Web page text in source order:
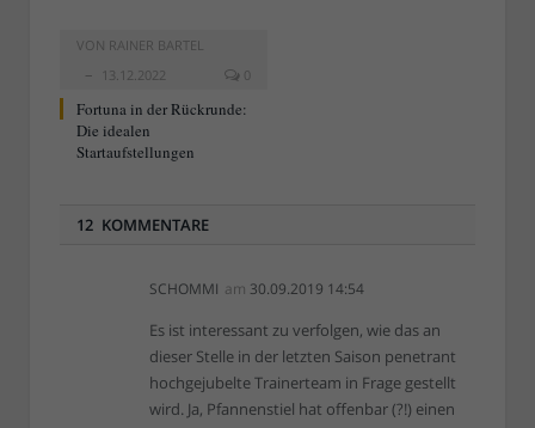
VON RAINER BARTEL
13.12.2022
0
Fortuna in der Rückrunde:
Die idealen
Startaufstellungen
12 KOMMENTARE
SCHOMMI am 30.09.2019 14:54
Es ist interessant zu verfolgen, wie das an
dieser Stelle in der letzten Saison penetrant
hochgejubelte Trainerteam in Frage gestellt
wird. Ja, Pfannenstiel hat offenbar (?!) einen